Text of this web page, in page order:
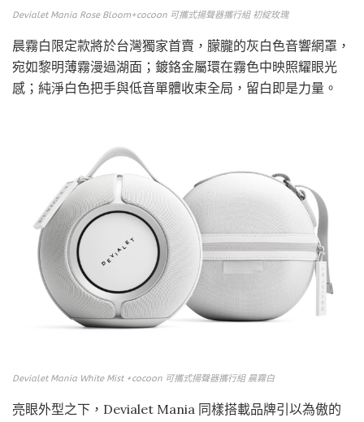
Devialet Mania Rose Bloom+cocoon 可攜式揚聲器攜行組 初綻玫瑰
晨霧白限定款將於台灣獨家首賣，朦朧的灰白色音響網罩，
宛如黎明薄霧漫過湖面；鍍鉻金屬環在霧色中映照耀眼光
感；純淨白色把手與低音單體收束全局，留白即是力量。
Devialet Mania White Mist +cocoon 可攜式揚聲器攜行組 晨霧白
亮眼外型之下，Devialet Mania 同樣搭載品牌引以為傲的